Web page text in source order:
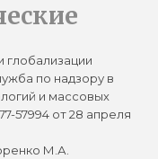
глобализации
по надзору в
и массовых
57994 от 28 апреля
М.А.